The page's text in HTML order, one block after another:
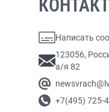
Написать
123056,
а/я 82
+7(495) 725-